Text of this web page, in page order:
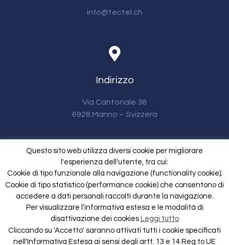
info@tectel.ch
Indirizzo
Via Cantonale 36
6928 Manno – Svizzera
LinkedIn
Copyright © Tectel | All rights reserved.
Questo sito web utilizza diversi cookie per migliorare
l'esperienza dell'utente, tra cui:
Cookie di tipo funzionale alla navigazione (functionality cookie);
Cookie di tipo statistico (performance cookie) che consentono di
accedere a dati personali raccolti durante la navigazione.
Per visualizzare l’informativa estesa e le modalità di
disattivazione dei cookies Leggi tutto
Cliccando su 'Accetto' saranno attivati tutti i cookie specificati
nell'Informativa Estesa ai sensi degli artt. 13 e 14 Reg.to UE